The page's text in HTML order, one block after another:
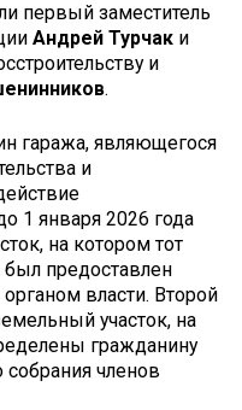
первый заместитель
Андрей Турчак и
и
.
гаража, являющегося
и
1 января 2026 года
на котором тот
был предоставлен
власти. Второй
участок, на
гражданину
членов